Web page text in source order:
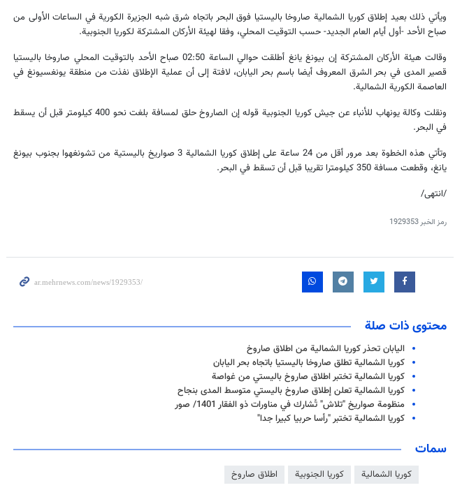
ويأتي ذلك بعيد إطلاق كوريا الشمالية صاروخا باليستيا فوق البحر باتجاه شرق شبه الجزيرة الكورية في الساعات الأولى من
صباح الأحد -أول أيام العام الجديد- حسب التوقيت المحلي، وفقا لهيئة الأركان المشتركة لكوريا الجنوبية.
وقالت هيئة الأركان المشتركة إن بيونغ يانغ أطلقت حوالي الساعة 02:50 صباح الأحد بالتوقيت المحلي صاروخا باليستيا
قصير المدى في بحر الشرق المعروف أيضا باسم بحر اليابان، لافتة إلى أن عملية الإطلاق نفذت من منطقة يونغسيونغ في
العاصمة الكورية الشمالية.
ونقلت وكالة يونهاب للأنباء عن جيش كوريا الجنوبية قوله إن الصاروخ حلق لمسافة بلغت نحو 400 كيلومتر قبل أن يسقط
في البحر.
وتأتي هذه الخطوة بعد مرور أقل من 24 ساعة على إطلاق كوريا الشمالية 3 صواريخ باليستية من تشونغهوا بجنوب بيونغ
يانغ، وقطعت مسافة 350 كيلومترا تقريبا قبل أن تسقط في البحر.
/انتهى/
رمز الخبر1929353
محتوى ذات صلة
اليابان تحذر كوريا الشمالية من اطلاق صاروخ
كوريا الشمالية تطلق صاروخا باليستيا باتجاه بحر اليابان
كوريا الشمالية تختبر اطلاق صاروخ باليستي من غواصة
كوريا الشمالية تعلن إطلاق صاروخ باليستي متوسط المدى بنجاح
منظومة صواريخ "تلاش" تُشارك في مناورات ذو الفقار 1401/ صور
كوريا الشمالية تختبر "رأسا حربيا كبيرا جدا"
سمات
كوريا الشمالية كوريا الجنوبية اطلاق صاروخ